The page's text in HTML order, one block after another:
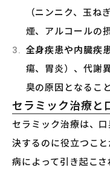
（ニンニク、玉ね
煙、アルコールの
全身疾患や内臓疾
瘍、胃炎）、代謝
臭の原因となるこ
セラミック治療と
セラミック治療は、
決するのに役立つこ
病によって引き起こ